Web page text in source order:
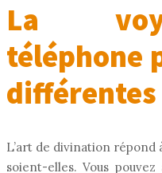
La
téléphone
L’art de divination répond
soient-elles. Vous